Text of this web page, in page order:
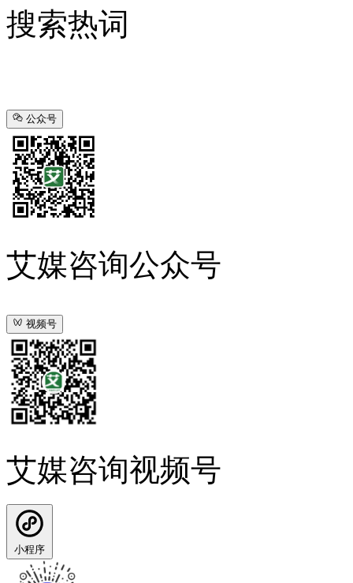
搜索热词
公众号
艾媒咨询公众号
视频号
艾媒咨询视频号
小程序